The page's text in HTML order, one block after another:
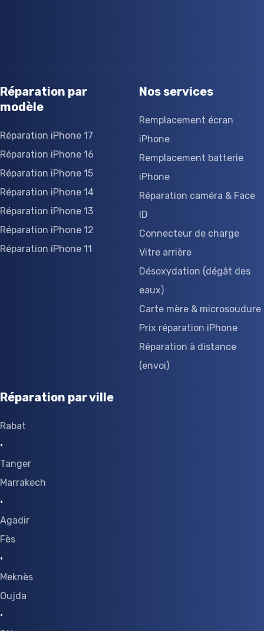
Réparation par
modèle
Réparation iPhone 17
Réparation iPhone 16
Réparation iPhone 15
Réparation iPhone 14
Réparation iPhone 13
Réparation iPhone 12
Réparation iPhone 11
Nos services
Remplacement écran
iPhone
Remplacement batterie
iPhone
Réparation caméra & Face
ID
Connecteur de charge
Vitre arrière
Désoxydation (dégât des
eaux)
Carte mère & microsoudure
Prix réparation iPhone
Réparation à distance
(envoi)
Réparation par ville
Rabat
·
Tanger
Marrakech
·
Agadir
Fès
·
Meknès
Oujda
·